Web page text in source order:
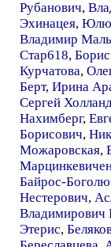
Рубанович,
Эхинацея,
Владимир
Стар618,
Курчатова,
Берт, Ирина
Сергей
Нахимберг,
Борисович,
Можаровская,
Байрос-
Нестерович,
Владимирович
Этерис,